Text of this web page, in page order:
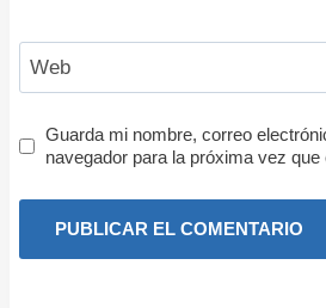
Web
Guarda mi nombre, correo
navegador para la próxima vez que